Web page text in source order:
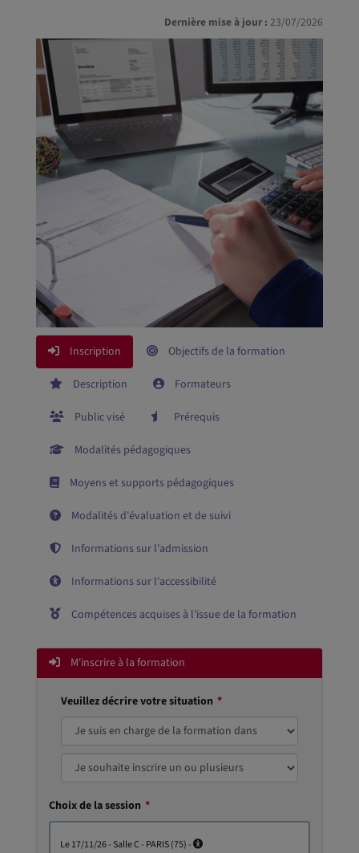
Dernière mise à jour : 23/07/2026
Inscription Objectifs de la formation
Description Formateurs
Public visé Prérequis
Modalités pédagogiques
Moyens et supports pédagogiques
Modalités d'évaluation et de suivi
Informations sur l'admission
Informations sur l'accessibilité
Compétences acquises à l'issue de la formation
M'inscrire à la formation
Veuillez décrire votre situation
Choix de la session
le 17/11/26 - Salle C - PARIS (75) -